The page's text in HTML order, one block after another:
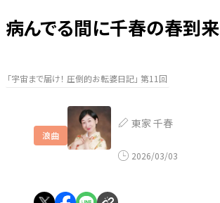
病んでる間に千春の春到来
「宇宙まで届け！ 圧倒的お転婆日記」 第11回
浪曲
東家 千春
2026/03/03